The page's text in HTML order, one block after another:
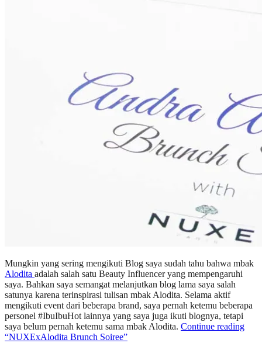
Mungkin yang sering mengikuti Blog saya sudah tahu bahwa mbak
Alodita adalah salah satu Beauty Influencer yang mempengaruhi
saya. Bahkan saya semangat melanjutkan blog lama saya salah
satunya karena terinspirasi tulisan mbak Alodita. Selama aktif
mengikuti event dari beberapa brand, saya pernah ketemu beberapa
personel #IbuIbuHot lainnya yang saya juga ikuti blognya, tetapi
saya belum pernah ketemu sama mbak Alodita. Continue reading
“NUXExAlodita Brunch Soiree”